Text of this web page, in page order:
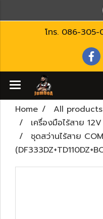
โทร. 086-305-
Home All products
เครื่องมือไร้สาย 12V
ชุดสว่านไร้สาย